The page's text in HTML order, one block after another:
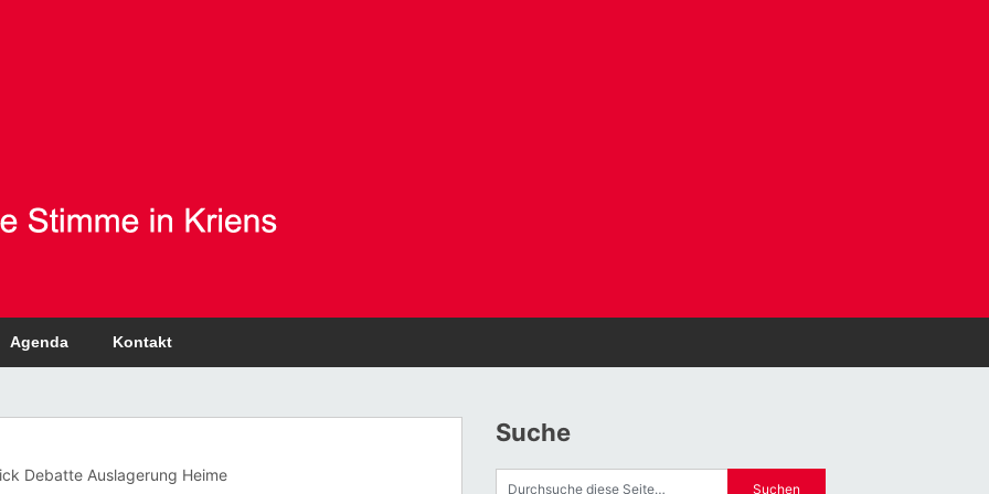
Agenda Kontakt
Debatte Auslagerung Heime
Suche